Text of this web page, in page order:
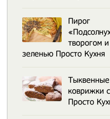
Пирог
творогом и
зеленью Просто Кухня
Тыквенные
коврижки
Просто